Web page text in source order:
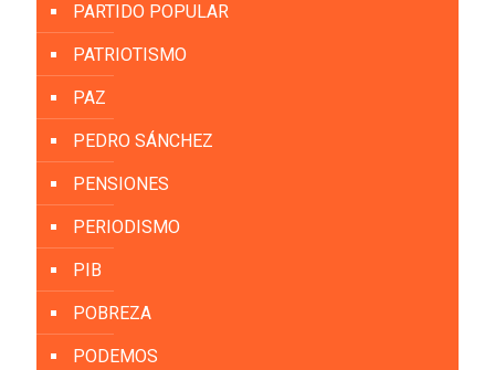
PARTIDO POPULAR
PATRIOTISMO
PAZ
PEDRO SÁNCHEZ
PENSIONES
PERIODISMO
PIB
POBREZA
PODEMOS